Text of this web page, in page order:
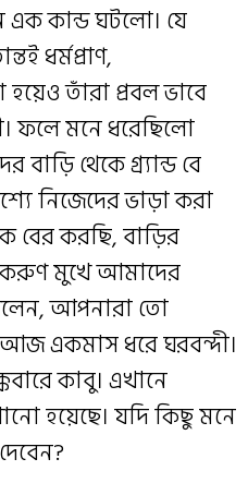
এক কান্ড ঘটলো। যে
ধর্মপ্রাণ,
তাঁরা প্রবল ভাবে
ফলে মনে ধরেছিলো
থেকে গ্র‍্যান্ড বে
নিজেদের ভাড়া করা
বের করছি, বাড়ির
মুখে আমাদের
আপনারা তো
আজ একমাস ধরে ঘরবন্দী।
কাবু। এখানে
হয়েছে। যদি কিছু মনে